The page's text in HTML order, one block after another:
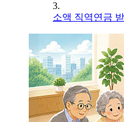
3.
소액 직역연금